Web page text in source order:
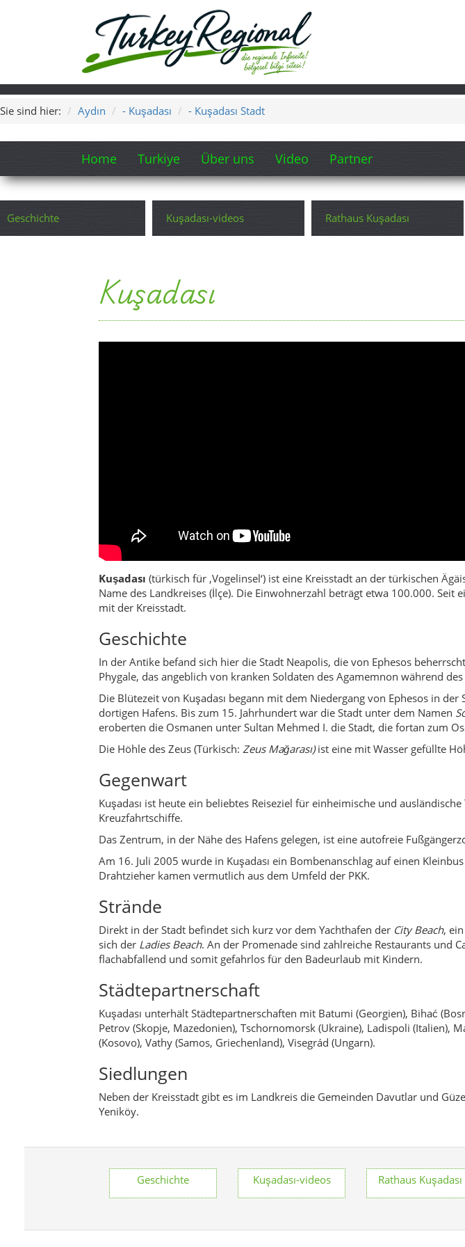
Sie sind hier: Aydın - Kuşadası - Kuşadası Stadt
Home Turkiye Über uns Video Partner
Geschichte Kuşadası-videos Rathaus Kuşadası
Kuşadası
Kuşadası (türkisch für ‚Vogelinsel‘) ist eine Kreisstadt an der türkischen
Name des Landkreises (İlçe). Die Einwohnerzahl beträgt etwa 100.000.
mit der Kreisstadt.
Geschichte
In der Antike befand sich hier die Stadt Neapolis, die von Ephesos
Phygale, das angeblich von kranken Soldaten des Agamemnon während
Die Blütezeit von Kuşadası begann mit dem Niedergang von Ephesos in
dortigen Hafens. Bis zum 15. Jahrhundert war die Stadt unter dem Namen
eroberten die Osmanen unter Sultan Mehmed I. die Stadt, die fortan zum
Die Höhle des Zeus (Türkisch: Zeus Mağarası)ist eine mit Wasser gefüllte
Gegenwart
Kuşadası ist heute ein beliebtes Reiseziel für einheimische und
Kreuzfahrtschiffe.
Das Zentrum, in der Nähe des Hafens gelegen, ist eine autofreie
Am 16. Juli 2005 wurde in Kuşadası ein Bombenanschlag auf einen
Drahtzieher kamen vermutlich aus dem Umfeld der PKK.
Strände
Direkt in der Stadt befindet sich kurz vor dem Yachthafen der City Beach,
sich der Ladies Beach. An der Promenade sind zahlreiche Restaurants und
flachabfallend und somit gefahrlos für den Badeurlaub mit Kindern.
Städtepartnerschaft
Kuşadası unterhält Städtepartnerschaften mit Batumi (Georgien), Bihać
Petrov (Skopje, Mazedonien), Tschornomorsk (Ukraine), Ladispoli (Italien),
(Kosovo), Vathy (Samos, Griechenland), Visegrád (Ungarn).
Siedlungen
Neben der Kreisstadt gibt es im Landkreis die Gemeinden Davutlar und
Yeniköy.
Geschichte Kuşadası-videos Rathaus Kuşadası